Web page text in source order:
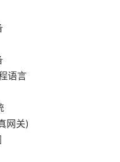
语言
网关)